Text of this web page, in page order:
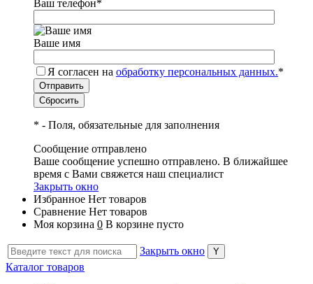
Ваш телефон*
Ваше имя
Я согласен на обработку персональных данных.*
* - Поля, обязательные для заполнения
Сообщение отправлено
Ваше сообщение успешно отправлено. В ближайшее
время с Вами свяжется наш специалист
Закрыть окно
Избранное Нет товаров
Сравнение Нет товаров
Моя корзина 0 В корзине пусто
Закрыть окно
Каталог товаров